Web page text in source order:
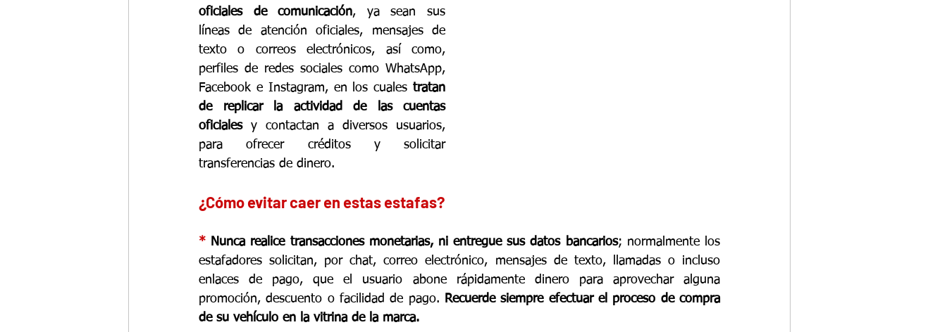
oficiales de comunicación, ya sean sus
líneas de atención oficiales, mensajes de
texto o correos electrónicos, así como,
perfiles de redes sociales como WhatsApp,
Facebook e Instagram, en los cuales tratan
de replicar la actividad de las cuentas
oficiales y contactan a diversos usuarios,
para ofrecer créditos y solicitar
transferencias de dinero.
¿Cómo evitar caer en estas estafas?
* Nunca realice transacciones monetarias, ni entregue sus datos bancarios; normalmente los
estafadores solicitan, por chat, correo electrónico, mensajes de texto, llamadas o incluso
enlaces de pago, que el usuario abone rápidamente dinero para aprovechar alguna
promoción, descuento o facilidad de pago.
Recuerde siempre efectuar el proceso de compra
de su vehículo en la vitrina de la marca.